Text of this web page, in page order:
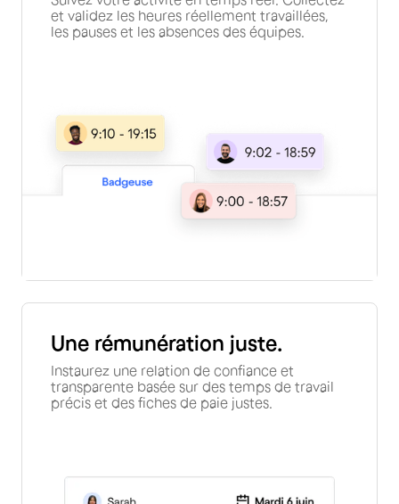
et validez les heures réellement travaillées,
les pauses et les absences des équipes.
Une rémunération juste.
Instaurez une relation de confiance et
transparente basée sur des temps de travail
précis et des fiches de paie justes.